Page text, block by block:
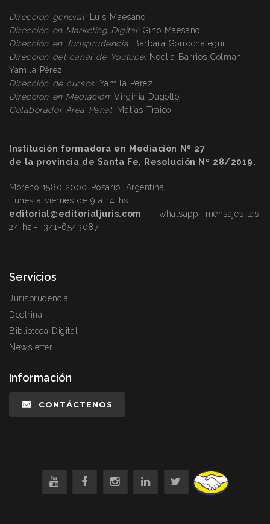
Dirección general:Luis Maesano
Dirección en Marketing Digital:Gino Maesano
Dirección en Jurisprudencia:Bárbara Gorrochategui
Dirección del canal de Youtube: Noelia Barrios Colman -
Yamila Pérez
Dirección de cursos: Yamila Pérez
Dirección en Mediación:Virginia Dagotto
Colaborador Área Penal:Matías Traico
Institución formadora en Mediación Nº 27
de la provincia de Santa Fe, Resolución Nº 28/2019.
Moreno 1580 2000 Rosario. Argentina.
Lunes a viernes de 9 a 14 hs.
editorial@editorialjuris.com
whatsapp -mensajes las
24 hs.-: 341-6543087
Servicios
Jurisprudencia
Doctrina
Biblioteca Digital
Newsletter
Información
CONTÁCTENOS